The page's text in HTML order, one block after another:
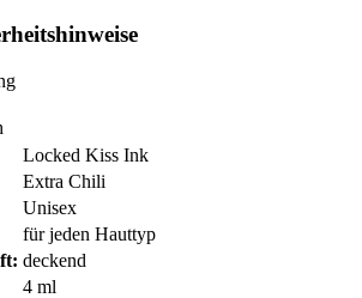
Locked Kiss Ink
Extra Chili
Unisex
für jeden Hauttyp
deckend
4 ml